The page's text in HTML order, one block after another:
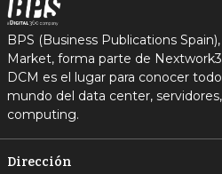
BPS (Business Publications
Market, forma parte de
DCM es el lugar para conocer
mundo del data center,
computing.
Dirección